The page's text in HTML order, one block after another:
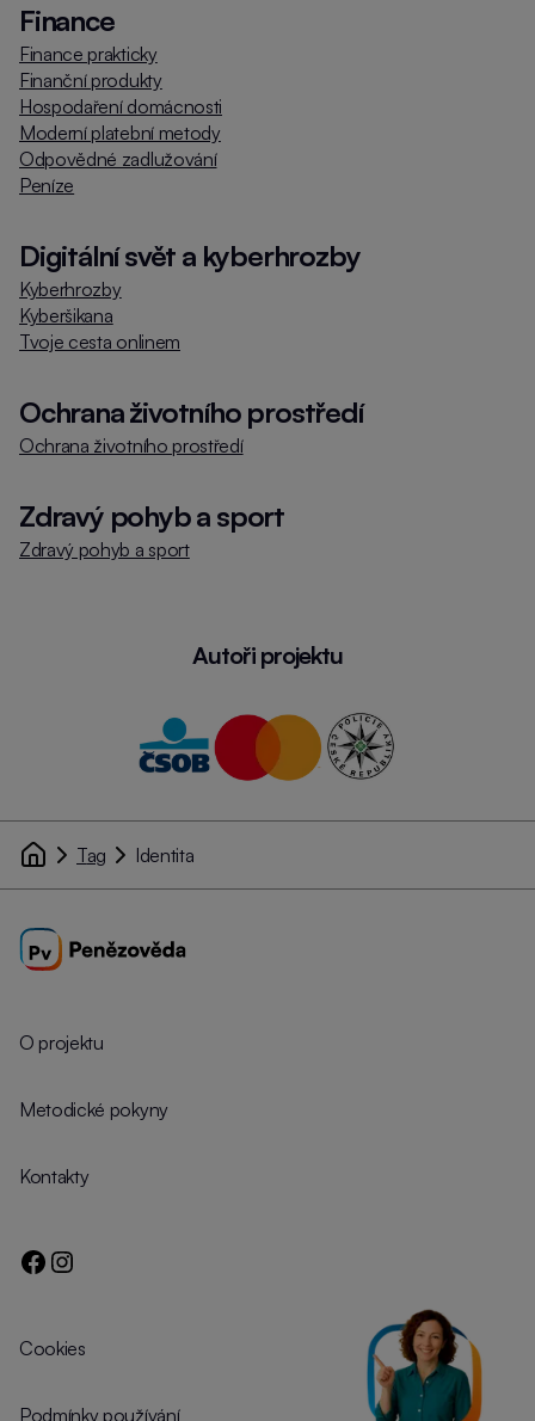
Finance
Finance prakticky
Finanční produkty
Hospodaření domácnosti
Moderní platební metody
Odpovědné zadlužování
Peníze
Digitální svět a kyberhrozby
Kyberhrozby
Kyberšikana
Tvoje cesta onlinem
Ochrana životního prostředí
Ochrana životního prostředí
Zdravý pohyb a sport
Zdravý pohyb a sport
Autoři projektu
Tag Identita
O projektu
Metodické pokyny
Kontakty
Cookies
Podmínky používání